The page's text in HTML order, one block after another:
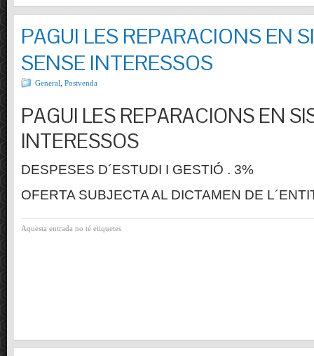
PAGUI LES REPARACIONS EN
SENSE INTERESSOS
General Postvenda
PAGUI LES REPARACIONS EN
INTERESSOS
DESPESES D´ESTUDI I GESTIÓ . 3%
OFERTA SUBJECTA AL DICTAMEN DE
Aquesta entrada no té etiquetes